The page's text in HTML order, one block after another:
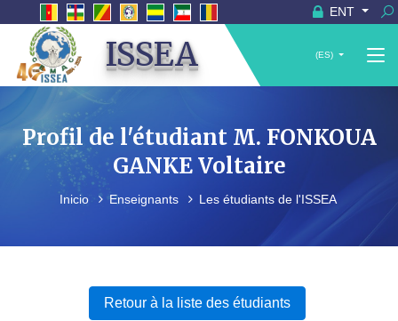
ENT
ISSEA (ES)
Profil de l'étudiant M. FONKOUA
GANKE Voltaire
Inicio Enseignants Les étudiants de l'ISSEA
Retour à la liste des étudiants